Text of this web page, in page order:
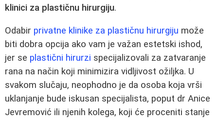
klinici za plastičnu hirurgiju.
Odabir privatne klinike za plastičnu hirurgiju može
biti dobra opcija ako vam je važan estetski ishod,
jer se plastični hirurzi specijalizovali za zatvaranje
rana na način koji minimizira vidljivost ožiljka. U
svakom slučaju, neophodno je da osoba koja vrši
uklanjanje bude iskusan specijalista, poput dr Anice
Jevremović ili njenih kolega, koji će proceniti stanje